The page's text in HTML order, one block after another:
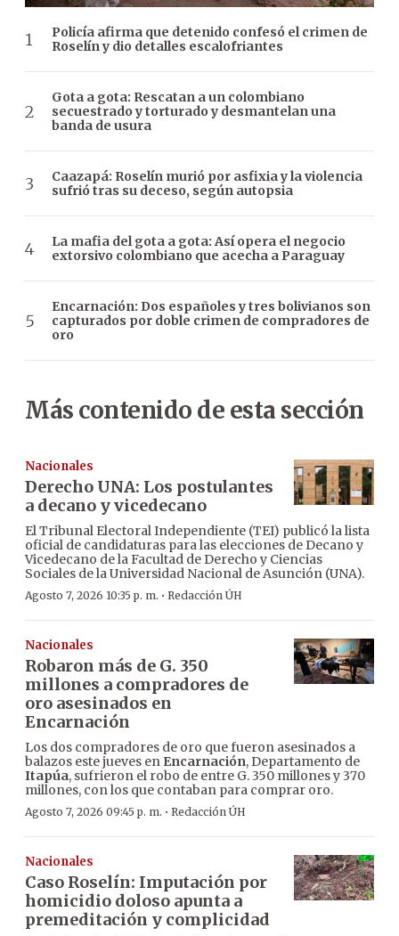
Policía afirma que detenido confesó el crimen de
Roselín y dio detalles escalofriantes
Gota a gota: Rescatan a un colombiano
secuestrado y torturado y desmantelan una
banda de usura
Caazapá: Roselín murió por asfixia y la violencia
sufrió tras su deceso, según autopsia
La mafia del gota a gota: Así opera el negocio
extorsivo colombiano que acecha a Paraguay
Encarnación: Dos españoles y tres bolivianos son
capturados por doble crimen de compradores de
oro
Más contenido de esta sección
Nacionales
Derecho UNA: Los postulantes
a decano y vicedecano
El Tribunal Electoral Independiente (TEI) publicó la lista
oficial de candidaturas para las elecciones de Decano y
Vicedecano de la Facultad de Derecho y Ciencias
Sociales de la Universidad Nacional de Asunción (UNA).
Agosto 7, 2026 10:35 p. m. · Redacción ÚH
Nacionales
Robaron más de G. 350
millones a compradores de
oro asesinados en
Encarnación
Los dos compradores de oro que fueron asesinados a
balazos este jueves en Encarnación, Departamento de
Itapúa, sufrieron el robo de entre G. 350 millones y 370
millones, con los que contaban para comprar oro.
Agosto 7, 2026 09:45 p. m. · Redacción ÚH
Nacionales
Caso Roselín: Imputación por
homicidio doloso apunta a
premeditación y complicidad